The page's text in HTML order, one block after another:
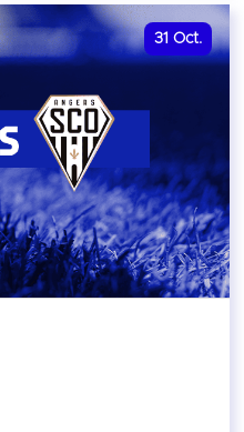
31 Oct.